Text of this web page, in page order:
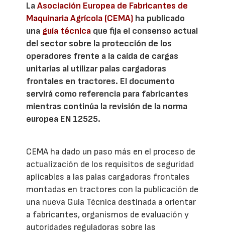
LaAsociación Europea de Fabricantes de
Maquinaria Agrícola (CEMA) ha publicado
una guía técnica que fija el consenso actual
del sector sobre la protección de los
operadores frente a la caída de cargas
unitarias al utilizar palas cargadoras
frontales en tractores. El documento
servirá como referencia para fabricantes
mientras continúa la revisión de la norma
europea EN 12525.
CEMA ha dado un paso más en el proceso de
actualización de los requisitos de seguridad
aplicables a las palas cargadoras frontales
montadas en tractores con la publicación de
una nueva Guía Técnica destinada a orientar
a fabricantes, organismos de evaluación y
autoridades reguladoras sobre las